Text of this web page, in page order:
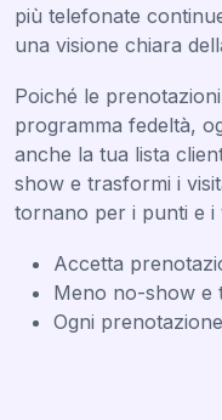
più telefonate
una visione chiara
Poiché le
programma fedeltà,
anche la tua lista
show e trasformi i
tornano per i punti e i
Accetta
Meno no-show e
Ogni